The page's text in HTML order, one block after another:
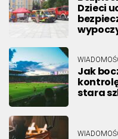
Dzieci
Jak
stara